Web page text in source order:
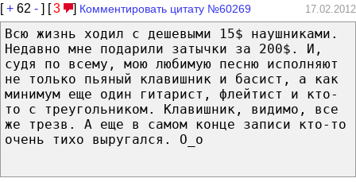
[+ 62 - ] [3 ] Комментировать цитату №60269 17.02.2012
Всю жизнь ходил с дешевыми 15$ наушниками.
Недавно мне подарили затычки за 200$. И,
судя по всему, мою любимую песню исполняют
не только пьяный клавишник и басист, а как
минимум еще один гитарист, флейтист и кто-
то с треугольником. Клавишник, видимо, все
же трезв. А еще в самом конце записи кто-то
очень тихо выругался. О_о